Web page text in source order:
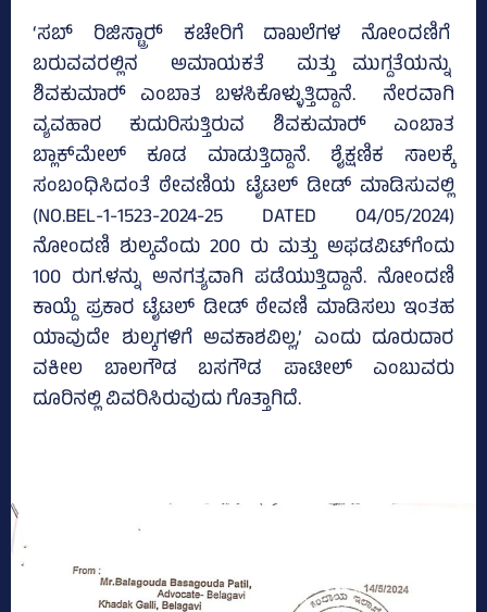
‘ಸಬ್‌ ರಿಜಿಸ್ಟ್ರಾರ್‍‌ ಕಚೇರಿಗೆ ದಾಖಲೆಗಳ ನೋಂದಣಿಗೆ
ಬರುವವರಲ್ಲಿನ ಅಮಾಯಕತೆ ಮತ್ತು ಮುಗ್ದತೆಯನ್ನು
ಶಿವಕುಮಾರ್‍‌ ಎಂಬಾತ ಬಳಸಿಕೊಳ್ಳುತ್ತಿದ್ದಾನೆ. ನೇರವಾಗಿ
ವ್ಯವಹಾರ ಕುದುರಿಸುತ್ತಿರುವ ಶಿವಕುಮಾರ್‍‌ ಎಂಬಾತ
ಬ್ಲಾಕ್‌ಮೇಲ್‌ ಕೂಡ ಮಾಡುತ್ತಿದ್ದಾನೆ. ಶೈಕ್ಷಣಿಕ ಸಾಲಕ್ಕೆ
ಸಂಬಂಧಿಸಿದಂತೆ ಠೇವಣಿಯ ಟೈಟಲ್‌ ಡೀಡ್‌ ಮಾಡಿಸುವಲ್ಲಿ
(NO.BEL-1-1523-2024-25 DATED 04/05/2024)
ನೋಂದಣಿ ಶುಲ್ಕವೆಂದು 200 ರು ಮತ್ತು ಅಫಡವಿಟ್‌ಗೆಂದು
100 ರುಗ.ಳನ್ನು ಅನಗತ್ಯವಾಗಿ ಪಡೆಯುತ್ತಿದ್ದಾನೆ. ನೋಂದಣಿ
ಕಾಯ್ದೆ ಪ್ರಕಾರ ಟೈಟಲ್ ಡೀಡ್‌ ಠೇವಣಿ ಮಾಡಿಸಲು ಇಂತಹ
ಯಾವುದೇ ಶುಲ್ಕಗಳಿಗೆ ಅವಕಾಶವಿಲ್ಲ,’ ಎಂದು ದೂರುದಾರ
ವಕೀಲ ಬಾಲಗೌಡ ಬಸಗೌಡ ಪಾಟೀಲ್‌ ಎಂಬುವರು
ದೂರಿನಲ್ಲಿ ವಿವರಿಸಿರುವುದು ಗೊತ್ತಾಗಿದೆ.